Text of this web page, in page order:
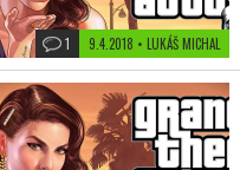
9.4.2018 • LUKÁŠ MICHAL
1